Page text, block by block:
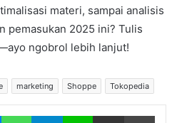
materi, sampai analisis
pemasukan 2025 ini? Tulis
ngobrol lebih lanjut!
marketing Shoppe Tokopedia
Messenger WhatsApp Telegram Line Share via Email